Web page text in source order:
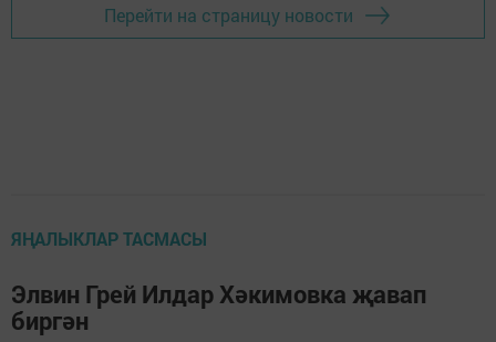
Перейти на страницу новости
ЯҢАЛЫКЛАР ТАСМАСЫ
Элвин Грей Илдар Хәкимовка җавап
биргән